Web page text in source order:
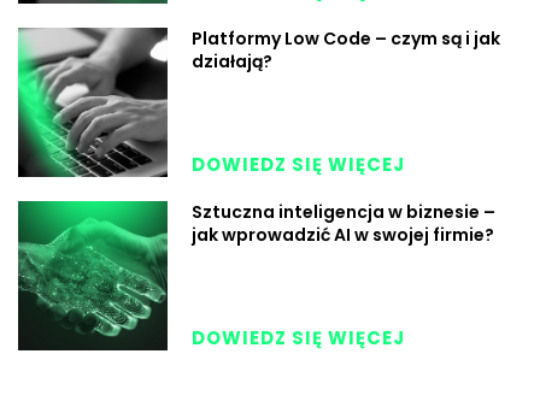
Platformy Low Code – czym są i jak
działają?
DOWIEDZ SIĘ WIĘCEJ
Sztuczna inteligencja w biznesie –
jak wprowadzić AI w swojej firmie?
DOWIEDZ SIĘ WIĘCEJ